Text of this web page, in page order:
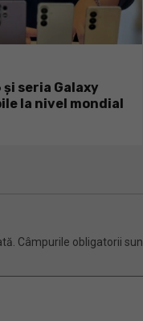
seria Galaxy
la nivel mondial
Câmpurile obligatorii